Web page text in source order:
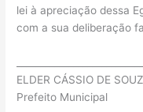
lei à apreciação dessa
com a sua deliberação
ELDER CÁSSIO DE
Prefeito Municipal